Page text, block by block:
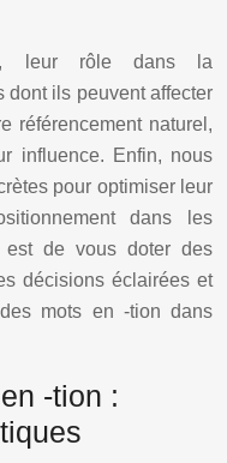
leur rôle dans la
dont ils peuvent affecter
référencement naturel,
influence. Enfin, nous
pour optimiser leur
dans les
est de vous doter des
décisions éclairées et
mots en -tion dans
-tion :